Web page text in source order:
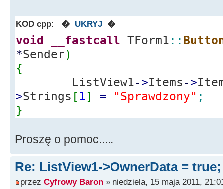
OpenTextFileDialog1->
*.txt|*.txt|";
OpenTextFileDialog1->
ListView1->
Memo1->Clear
String plik
ListaVirt
ListaVirt->
elementow=
ListView1->
KOD cpp: � UKRYJ �
void __fastcall TForm1 ::
*Sender)
{
ListView1->Items ->
>Strings [ 1] = "Sprawdzony" ;
}
Proszę o pomoc.....
Re: ListView1->OwnerData =
przez Cyfrowy Baron » niedziela, 15 maja 2011,